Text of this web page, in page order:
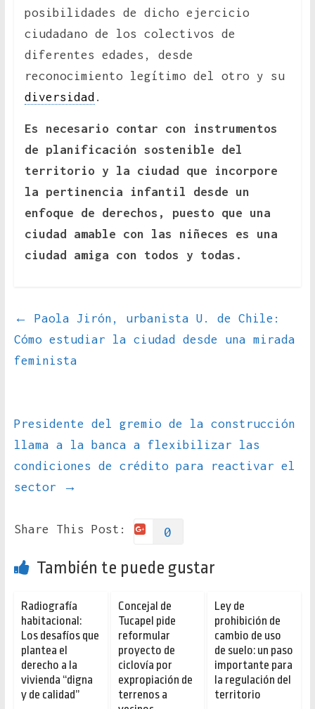
posibilidades de dicho ejercicio
ciudadano de los colectivos de
diferentes edades, desde
reconocimiento legítimo del otro y su
diversidad .
Es necesario contar con instrumentos
de planificación sostenible del
territorio y la ciudad que incorpore
la pertinencia infantil desde un
enfoque de derechos, puesto que una
ciudad amable con las niñeces es una
ciudad amiga con todos y todas.
←
Paola Jirón, urbanista U. de Chile:
Cómo estudiar la ciudad desde una mirada
feminista
Presidente del gremio de la construcción
llama a la banca a flexibilizar las
condiciones de crédito para reactivar el
sector
→
Share This Post: 0
También te puede gustar
Radiografía
habitacional:
Los desafíos que
plantea el
derecho a la
vivienda “digna
y de calidad”
Concejal de
Tucapel pide
reformular
proyecto de
ciclovía por
expropiación de
terrenos a
Ley de
prohibición de
cambio de uso
de suelo: un paso
importante para
la regulación del
territorio